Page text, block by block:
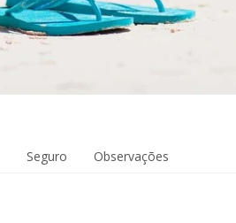
Seguro Observações